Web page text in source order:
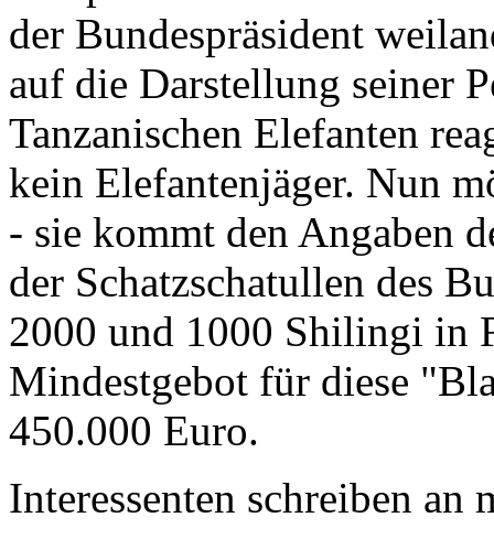
der Bundespräsident
auf die Darstellung seiner
Tanzanischen Elefanten
kein Elefantenjäger. Nun
- sie kommt den Angaben
der Schatzschatullen des
2000 und 1000 Shilingi in
Mindestgebot für diese
450.000 Euro.
Interessenten schreiben